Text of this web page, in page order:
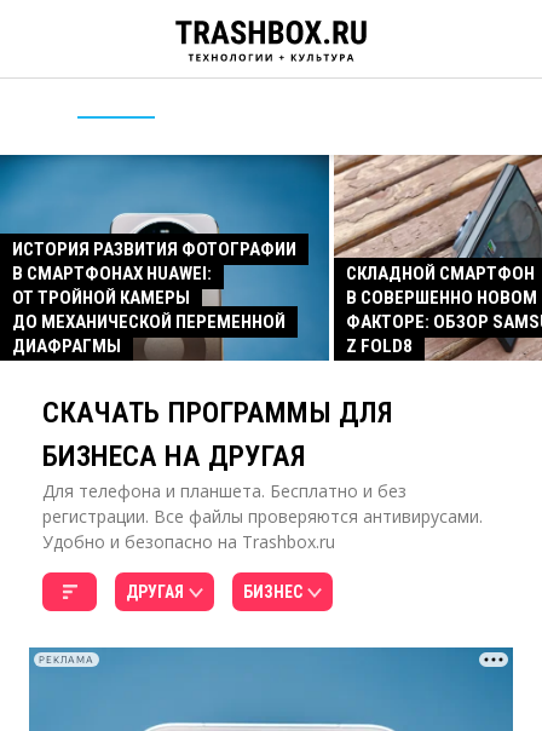
ИСТОРИЯ РАЗВИТИЯ ФОТОГРАФИИ
В СМАРТФОНАХ HUAWEI:
ОТ ТРОЙНОЙ КАМЕРЫ
ДО МЕХАНИЧЕСКОЙ ПЕРЕМЕННОЙ
ДИАФРАГМЫ
СКЛАДНОЙ СМАРТФОН
В СОВЕРШЕННО
ФАКТОРЕ: ОБЗОР
Z FOLD8
СКАЧАТЬ ПРОГРАММЫ ДЛЯ
БИЗНЕСА НА ДРУГАЯ
Для телефона и планшета. Бесплатно и без
регистрации. Все файлы проверяются антивирусами.
Удобно и безопасно на Trashbox.ru
ДРУГАЯ БИЗНЕС
РЕКЛАМА